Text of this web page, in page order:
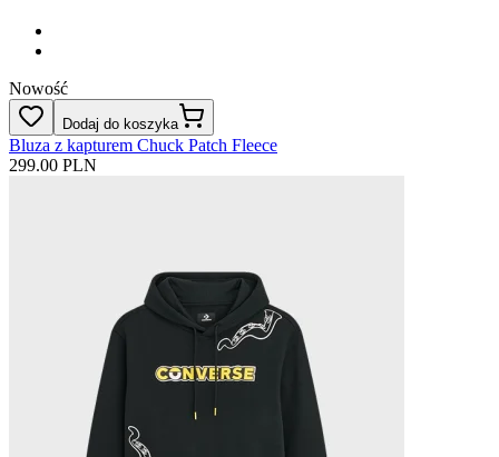
Nowość
Dodaj do koszyka
Bluza z kapturem Chuck Patch Fleece
299.00 PLN